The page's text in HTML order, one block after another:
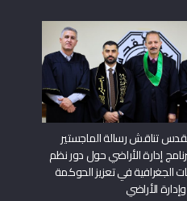
تناقش رسالة الماجستير
إدارة الأراضي حول دور نظم
الجغرافية في تعزيز الحوكمة
الأراضي